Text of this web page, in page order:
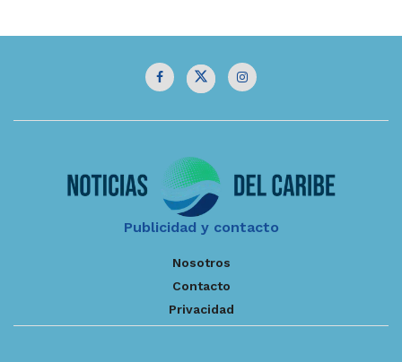
Publicidad y contacto
Nosotros
Contacto
Privacidad